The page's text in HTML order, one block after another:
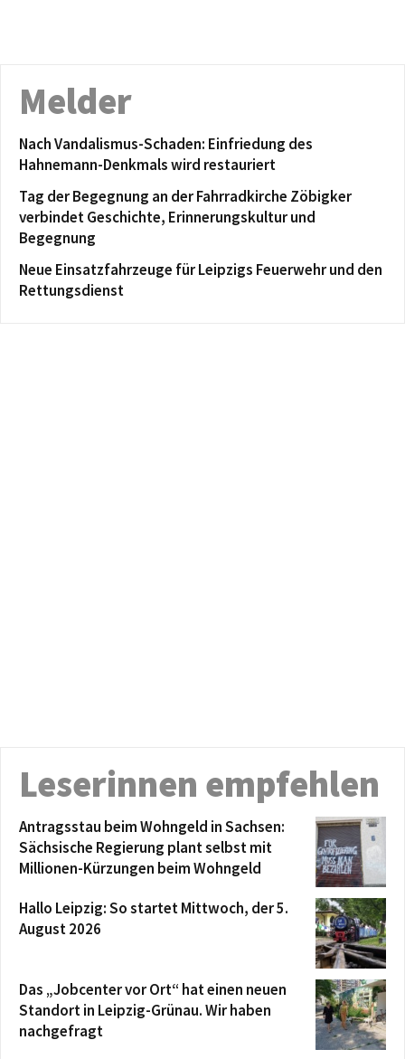
Melder
Nach Vandalismus-Schaden: Einfriedung des
Hahnemann-Denkmals wird restauriert
Tag der Begegnung an der Fahrradkirche Zöbigker
verbindet Geschichte, Erinnerungskultur und
Begegnung
Neue Einsatzfahrzeuge für Leipzigs Feuerwehr und den
Rettungsdienst
Leserinnen empfehlen
Antragsstau beim Wohngeld in Sachsen:
Sächsische Regierung plant selbst mit
Millionen-Kürzungen beim Wohngeld
Hallo Leipzig: So startet Mittwoch, der 5.
August 2026
Das „Jobcenter vor Ort“ hat einen neuen
Standort in Leipzig-Grünau. Wir haben
nachgefragt